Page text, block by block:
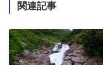
関連記事